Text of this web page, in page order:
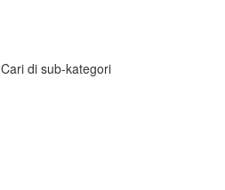
Cari di sub-kategori